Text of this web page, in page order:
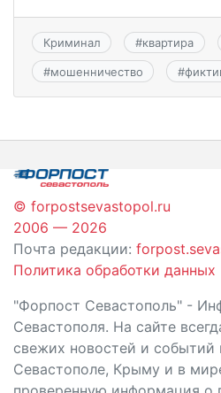
Криминал #квартира
#мошенничество #
© forpostsevastopol.ru
2006 — 2026
Почта редакции:
Политика обработки данных
"Форпост Севастополь" -
Севастополя. На сайте
свежих новостей и событий
Севастополе, Крыму и в